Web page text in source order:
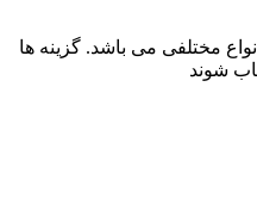
مختلفی می باشد. گزینه ها
شوند